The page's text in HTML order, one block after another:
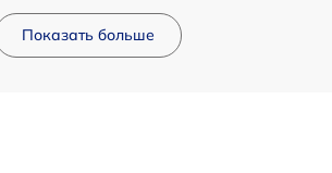
Показать больше